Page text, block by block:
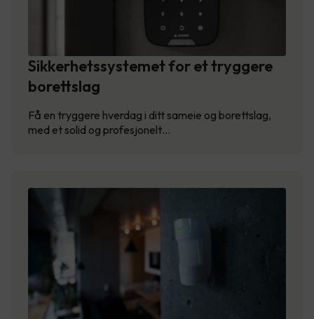
Sikkerhetssystemet for et tryggere
borettslag
Få en tryggere hverdag i ditt sameie og borettslag,
med et solid og profesjonelt…